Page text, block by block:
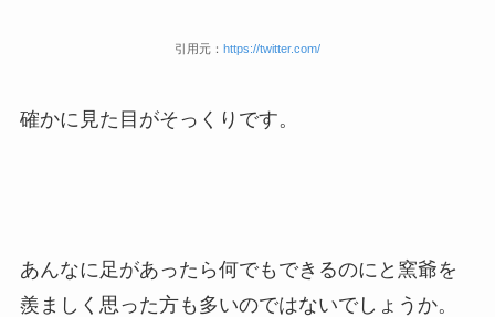
引用元： https://twitter.com/
確かに見た目がそっくりです。
あんなに足があったら何でもできるのにと窯爺を
羨ましく思った方も多いのではないでしょうか。